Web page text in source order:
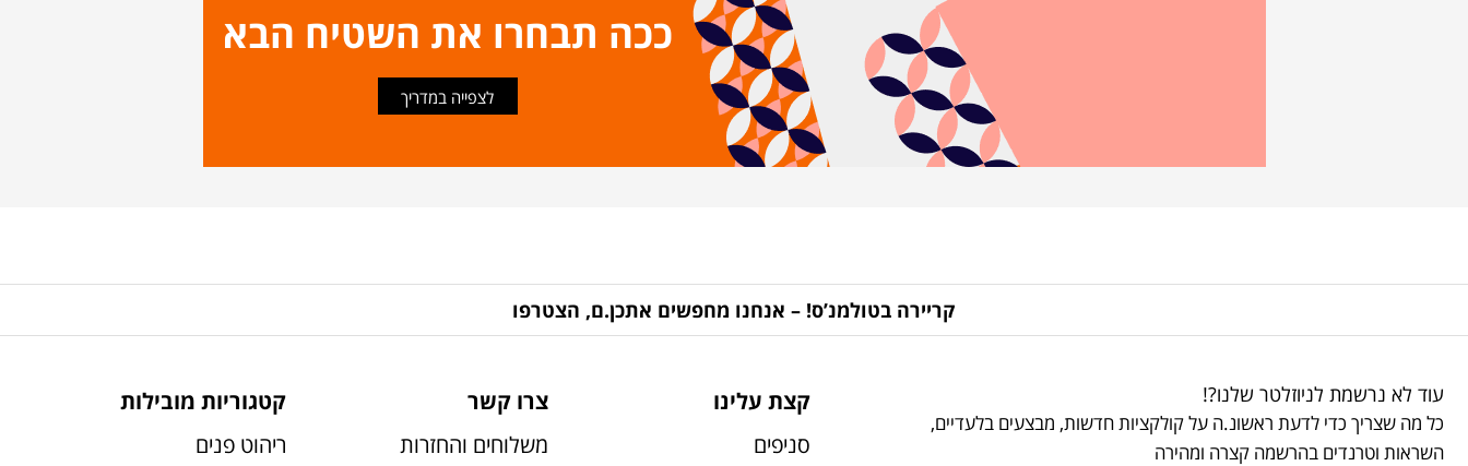
ככה תבחרו את השטיח הבא
לצפייה במדריך
קריירה בטולמנ’ס! – אנחנו מחפשים אתכן.ם, הצטרפו
עוד לא נרשמת לניוזלטר שלנו?!
כל מה שצריך כדי לדעת ראשונ.ה על קולקציות חדשות, מבצעים בלעדיים,
השראות וטרנדים בהרשמה קצרה ומהירה
קצת עלינו
סניפים
צרו קשר
משלוחים והחזרות
קטגוריות מובילות
ריהוט פנים